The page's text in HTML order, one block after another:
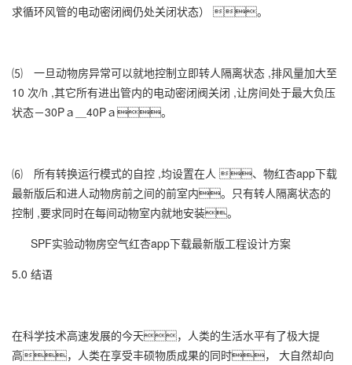
求循环风管的电动密闭阀仍处关闭状态） 。
⑸ 一旦动物房异常可以就地控制立即转人隔离状态 ,排风量加大至
10 次/h ,其它所有进出管内的电动密闭阀关闭 ,让房间处于最大负压
状态－30Pａ＿40Pａ。
⑹ 所有转换运行模式的自控 ,均设置在人 、物红杏app下载
最新版后和进人动物房前之间的前室内。只有转人隔离状态的
控制 ,要求同时在每间动物室内就地安装。
SPF实验动物房空气红杏app下载最新版工程设计方案
5.0 结语
在科学技术高速发展的今天，人类的生活水平有了极大提
高，人类在享受丰硕物质成果的同时， 大自然却向